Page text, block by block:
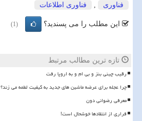
فناوری
, فناوری اطلاعات
این مطلب را می پسندید؟ (1)
تازه ترین مطالب مرتبط
رقیب چینی بنز و بی ام و به اروپا رفت
چرا عجله برای عرضه ماشین های جدید به کیفیت لطمه می زند؟
معرفی رضوانی دون
فراری از انتقادها خوشحال است!